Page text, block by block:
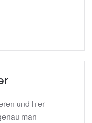
und hier
man